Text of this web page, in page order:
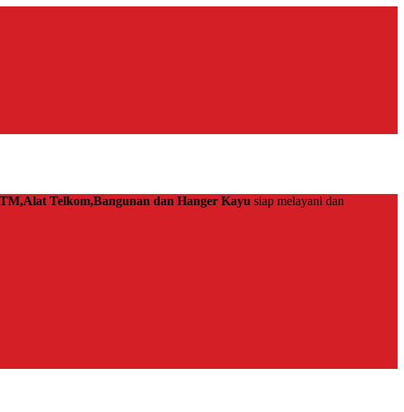
Telkom,Bangunan dan Hanger Kayu siap melayani dan